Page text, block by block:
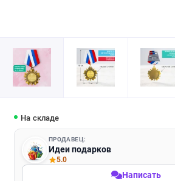
На складе
ПРОДАВЕЦ:
Идеи подарков
5.0
Написать